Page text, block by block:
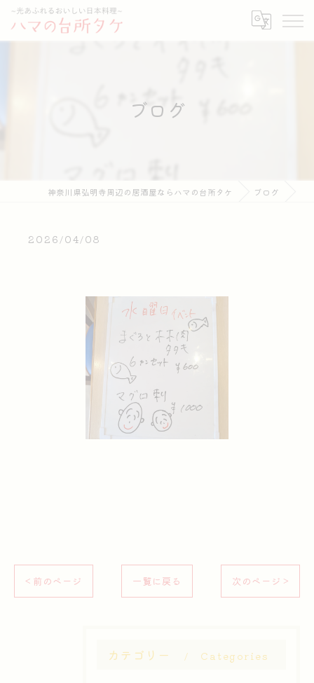
ブログ
神奈川県弘明寺周辺の居酒屋ならハマの台所タケ ブログ
2026/04/08
< 前のページ 一覧に戻る 次のページ >
カテゴリー Categories